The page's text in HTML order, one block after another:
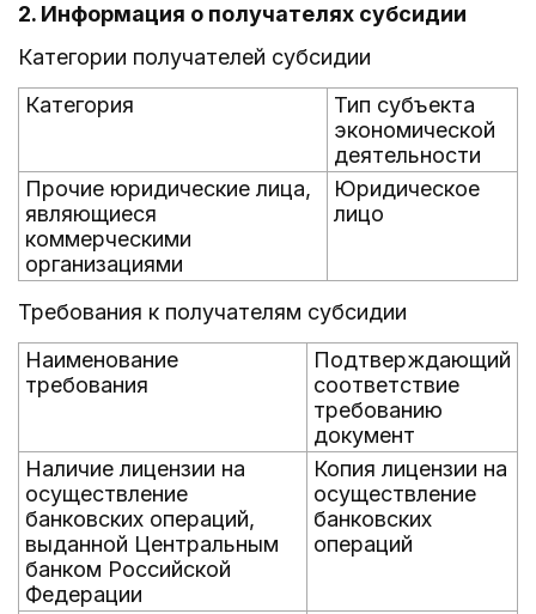
2. Информация о получателях субсидии
Категории получателей субсидии
Категория
Тип субъекта
экономической
деятельности
Прочие юридические лица,
являющиеся
коммерческими
организациями
Юридическое
лицо
Требования к получателям субсидии
Наименование
требования
Подтверждающий
соответствие
требованию
документ
Наличие лицензии на
осуществление
банковских операций,
выданной Центральным
банком Российской
Федерации
Копия лицензии на
осуществление
банковских
операций